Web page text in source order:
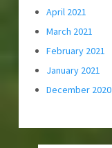
April 2021
March 2021
February 2021
January 2021
December 2020